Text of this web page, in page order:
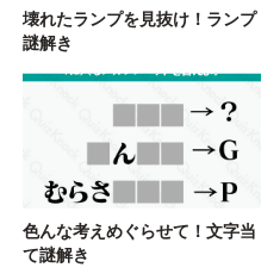
壊れたランプを見抜け！ランプ
謎解き
色んな考えめぐらせて！文字当
て謎解き